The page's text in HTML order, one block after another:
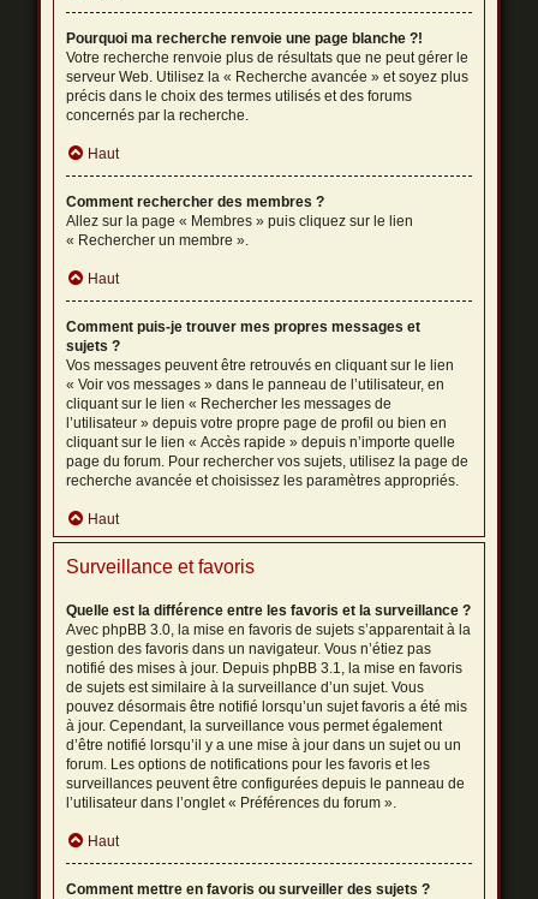
Pourquoi ma recherche renvoie une page blanche ?!
Votre recherche renvoie plus de résultats que ne peut gérer le
serveur Web. Utilisez la « Recherche avancée » et soyez plus
précis dans le choix des termes utilisés et des forums
concernés par la recherche.
Haut
Comment rechercher des membres ?
Allez sur la page « Membres » puis cliquez sur le lien
« Rechercher un membre ».
Haut
Comment puis-je trouver mes propres messages et
sujets ?
Vos messages peuvent être retrouvés en cliquant sur le lien
« Voir vos messages » dans le panneau de l’utilisateur, en
cliquant sur le lien « Rechercher les messages de
l’utilisateur » depuis votre propre page de profil ou bien en
cliquant sur le lien « Accès rapide » depuis n’importe quelle
page du forum. Pour rechercher vos sujets, utilisez la page de
recherche avancée et choisissez les paramètres appropriés.
Haut
Surveillance et favoris
Quelle est la différence entre les favoris et la surveillance ?
Avec phpBB 3.0, la mise en favoris de sujets s’apparentait à la
gestion des favoris dans un navigateur. Vous n’étiez pas
notifié des mises à jour. Depuis phpBB 3.1, la mise en favoris
de sujets est similaire à la surveillance d’un sujet. Vous
pouvez désormais être notifié lorsqu’un sujet favoris a été mis
à jour. Cependant, la surveillance vous permet également
d’être notifié lorsqu’il y a une mise à jour dans un sujet ou un
forum. Les options de notifications pour les favoris et les
surveillances peuvent être configurées depuis le panneau de
l’utilisateur dans l’onglet « Préférences du forum ».
Haut
Comment mettre en favoris ou surveiller des sujets ?